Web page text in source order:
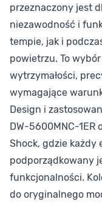
przeznaczony jest
niezawodność i
tempie, jak i
powietrzu. To
wytrzymałości,
wymagające
Design i
DW-5600MNC-
Shock, gdzie każdy
podporządkowany
funkcjonalności.
do oryginalnego